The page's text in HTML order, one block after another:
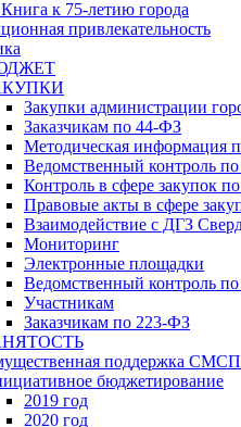
к 75-летию города
привлекательность
Закупки администрации
Заказчикам по 44-ФЗ
Методическая информация
Ведомственный контроль
Контроль в сфере закупок
Правовые акты в сфере
Взаимодействие с ДГЗ
Мониторинг
Электронные площадки
Ведомственный контроль
Участникам
Заказчикам по 223-ФЗ
поддержка СМСП
бюджетирование
2019 год
2020 год